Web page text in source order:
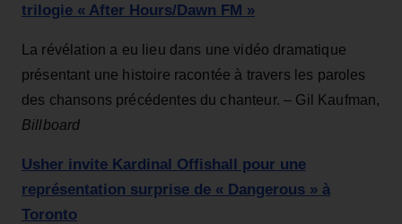
trilogie « After Hours/Dawn FM »
La révélation a eu lieu dans une vidéo dramatique
présentant une histoire racontée à travers les paroles
des chansons précédentes du chanteur. – Gil Kaufman,
Billboard
Usher invite Kardinal Offishall pour une
représentation surprise de « Dangerous » à
Toronto